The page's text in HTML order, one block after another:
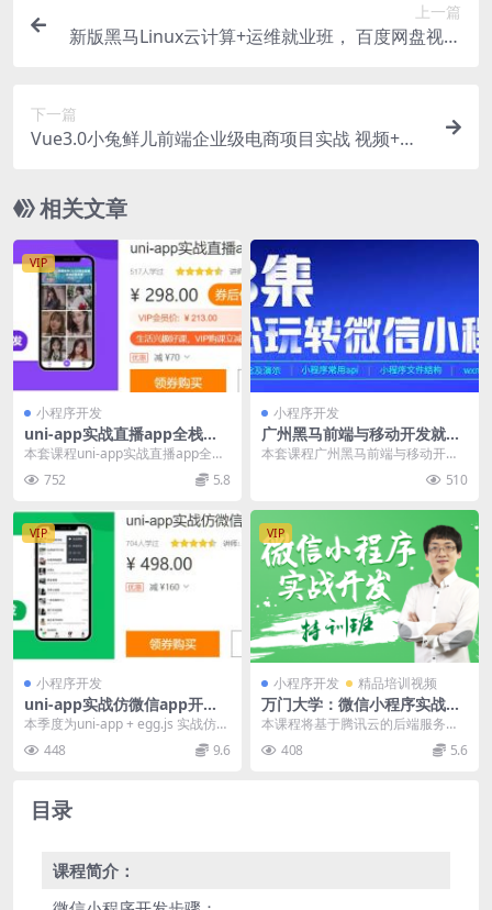
上一篇
新版黑马Linux云计算+运维就业班， 百度网盘视频
下一篇
Vue3.0小兔鲜儿前端企业级电商项目实战 视频+资
相关文章
VIP
小程序开发
uni-app实战直播app全栈开
发，视频+源码百度云 价值29
本套课程uni-app实战直播app全栈
开发，课程官方售价298元，由楚
绵老师主...
752 5.8
小程序开发
广州黑马前端与移动开发就业
16期培训，68集轻松玩转微信
本套课程广州黑马前端与移动开发
510
VIP
小程序开发
uni-app实战仿微信app开
发，视频培训课程+源码资料
百度云 价值498元
本季度为uni-app + egg.js 实战仿微
信app和小程序全栈开发，开启...
448 9.6
VIP
小程序开发 精品培训视频
万门大学：微信小程序实战开
发特训班，王立主讲12章培训
本课程将基于腾讯云的后端服务和
数据库服务，从全栈工程师的角度
为你全面讲解微信小程...
408 5.6
目录
课程简介：